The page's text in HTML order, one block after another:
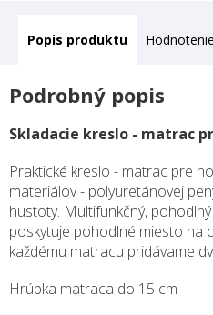
Popis Hodnotenie
Podrobný popis
Skladacie kreslo - matrac
Praktické kreslo - matrac pre
materiálov - polyuretánovej
hustoty. Multifunkčný,
poskytuje pohodlné miesto na
každému matracu pridávame
Hrúbka matraca do 15 cm